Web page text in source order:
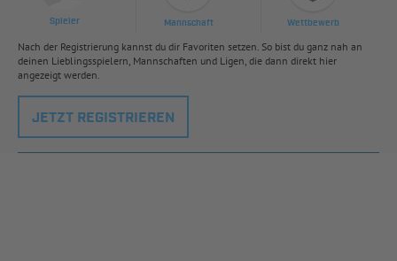
Spieler Mannschaft Wettbewerb
Nach der Registrierung kannst du dir Favoriten setzen. So bist du ganz nah an
deinen Lieblingsspielern, Mannschaften und Ligen, die dann direkt hier
angezeigt werden.
JETZT REGISTRIEREN